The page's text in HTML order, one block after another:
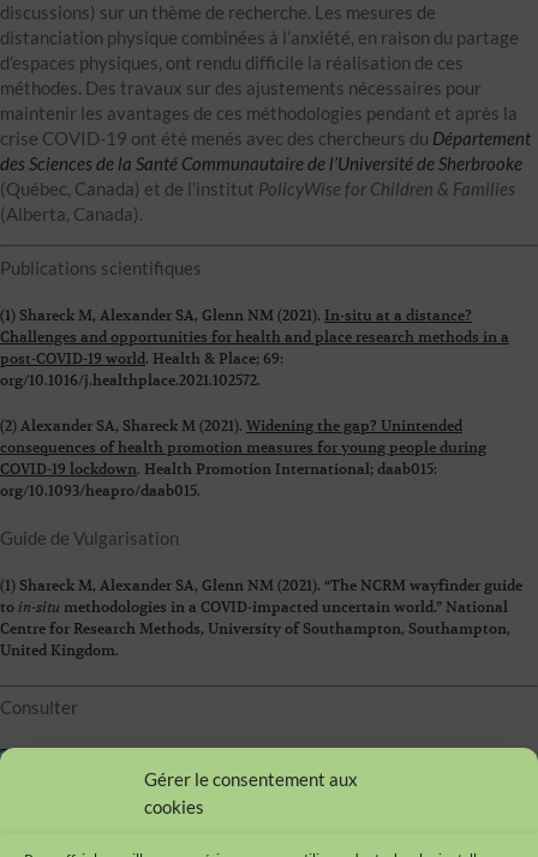
Gérer le consentement aux
cookies
discussions) sur un thème de recherche. Les mesures de
distanciation physique combinées à l’anxiété, en raison du partage
d’espaces physiques, ont rendu difficile la réalisation de ces
méthodes. Des travaux sur des ajustements nécessaires pour
maintenir les avantages de ces méthodologies pendant et après la
crise COVID-19 ont été menés avec des chercheurs du Département
des Sciences de la Santé Communautaire de l’Université de Sherbrooke
(Québec, Canada) et de l’institut PolicyWise for Children & Families
(Alberta, Canada).
Publications scientifiques
(1) Shareck M, Alexander SA, Glenn NM (2021). In-situ at a distance?
Challenges and opportunities for health and place research methods in a
post-COVID-19 world. Health & Place; 69:
org/10.1016/j.healthplace.2021.102572.
(2) Alexander SA, Shareck M (2021). Widening the gap? Unintended
consequences of health promotion measures for young people during
COVID-19 lockdown. Health Promotion International; daab015:
org/10.1093/heapro/daab015.
Guide de Vulgarisation
(1) Shareck M, Alexander SA, Glenn NM (2021). “The NCRM wayfinder guide
to in-situ methodologies in a COVID-impacted uncertain world .” National
Centre for Research Methods, University of Southampton, Southampton,
United Kingdom.
Consulter
The NCRM wayfinder guide to